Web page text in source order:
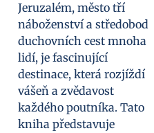
Jeruzalém, město tří
náboženství a středobod
duchovních cest mnoha
lidí, je fascinující
destinace, která rozjíždí
vášeň a zvědavost
každého poutníka. Tato
kniha představuje